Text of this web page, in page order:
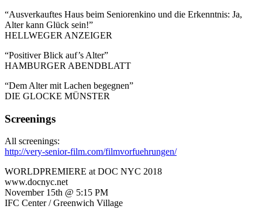
“Ausverkauftes Haus beim Seniorenkino und die Erkenntnis: Ja,
Alter kann Glück sein!”
HELLWEGER ANZEIGER
“Positiver Blick auf’s Alter”
HAMBURGER ABENDBLATT
“Dem Alter mit Lachen begegnen”
DIE GLOCKE MÜNSTER
Screenings
All screenings:
http://very-senior-film.com/filmvorfuehrungen/
WORLDPREMIERE at DOC NYC 2018
www.docnyc.net
November 15th @ 5:15 PM
IFC Center / Greenwich Village